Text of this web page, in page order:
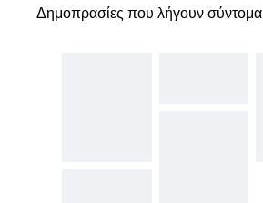
Δημοπρασίες που λήγουν σύντομα